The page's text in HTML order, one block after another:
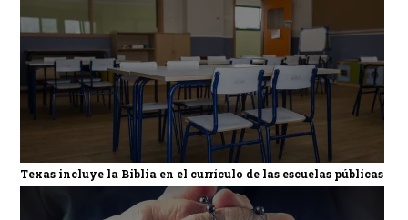
Texas incluye la Biblia en el currículo de las escuelas públicas